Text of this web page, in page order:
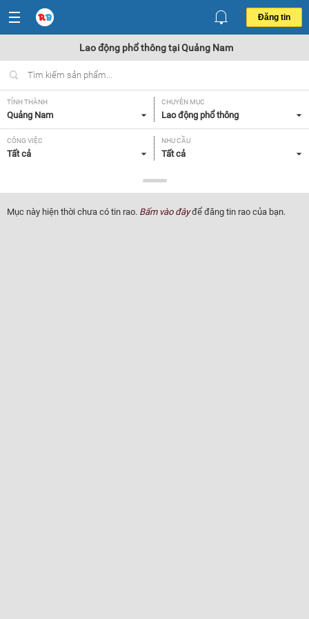
Đăng tin
Lao động phổ thông tại Quảng Nam
TỈNH THÀNH
Quảng Nam
CHUYÊN MỤC
Lao động phổ thông
CÔNG VIỆC
Tất cả
NHU CẦU
Tất cả
Tất cả
Mục này hiện thời chưa có tin rao. Bấm vào đâyđể đăng tin rao của bạn.